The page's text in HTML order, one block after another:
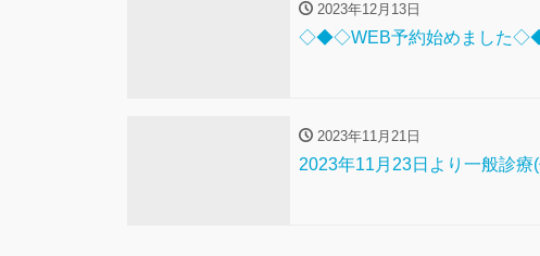
2023年12月13日
◇◆◇WEB予約始めました
2023年11月21日
2023年11月23日より一般診療